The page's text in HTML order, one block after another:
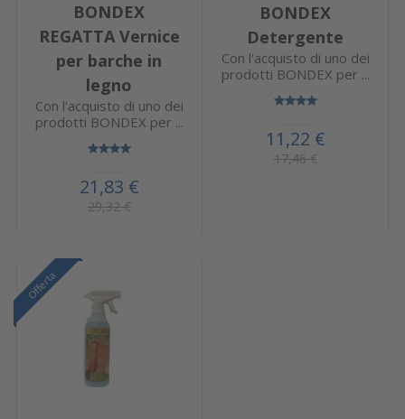
BONDEX
REGATTA Vernice
per barche in
legno
Con l'acquisto di uno dei
prodotti BONDEX per ...
21,83 €
29,32 €
BONDEX
Detergente
Con l'acquisto di uno dei
prodotti BONDEX per ...
11,22 €
17,46 €
Offerta